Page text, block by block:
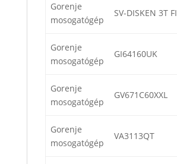
Gorenje
mosogatógép
SV-DISKEN 3T FI
Gorenje
mosogatógép
GI64160UK
Gorenje
mosogatógép
GV671C60XXL
Gorenje
mosogatógép
VA3113QT